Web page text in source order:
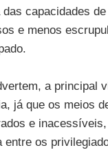
capacidades
e menos
a principal
já que os meios
e
entre os